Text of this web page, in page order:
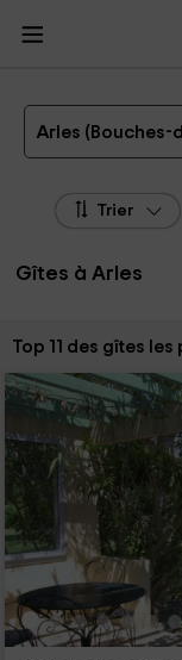
Gites
Gites Arles
Arles (Bouches-
Trier
Gîtes à Arles
Trier par:
Top 11 des gîtes